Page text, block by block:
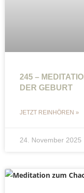
245 –
DER GEBURT
JETZT REINHÖREN »
24. November 2025